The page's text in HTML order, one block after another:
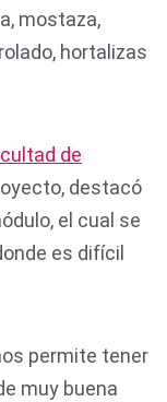
mostaza,
hortalizas
de
destacó
el cual se
es difícil
permite tener
muy buena